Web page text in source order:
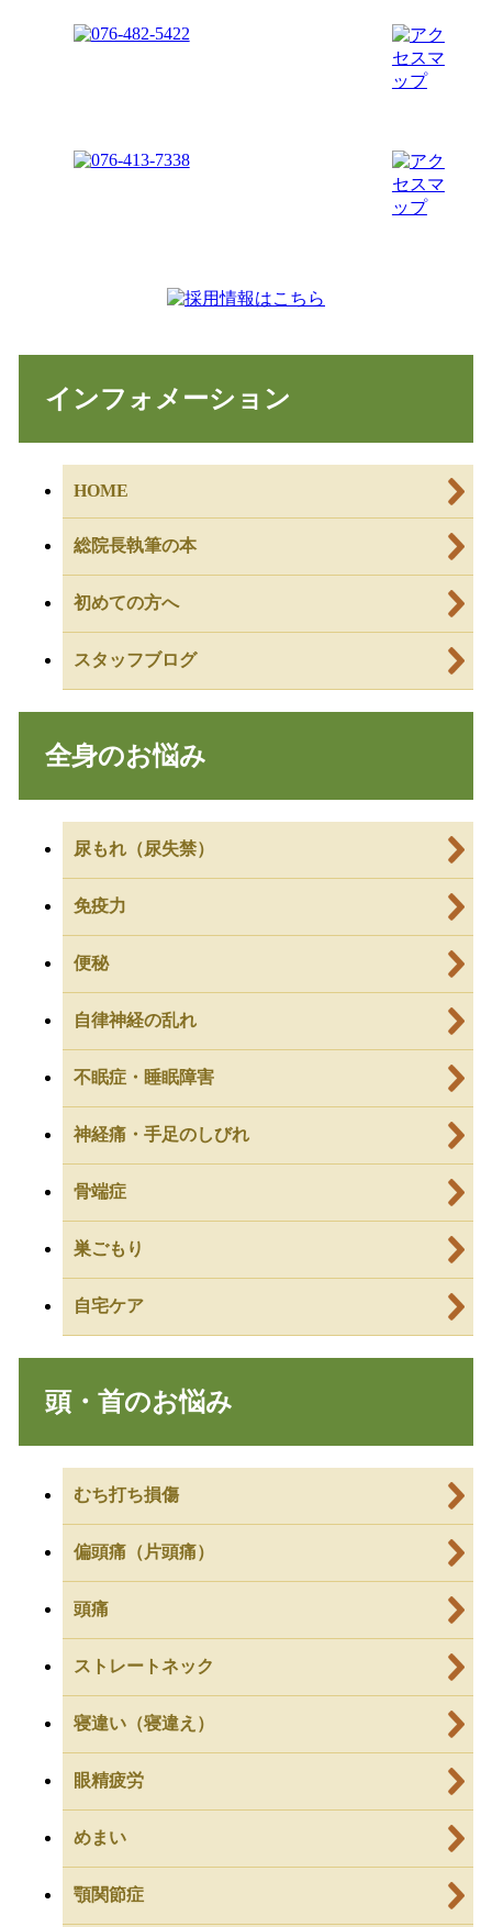
インフォメーション
HOME
総院長執筆の本
初めての方へ
スタッフブログ
全身のお悩み
尿もれ（尿失禁）
免疫力
便秘
自律神経の乱れ
不眠症・睡眠障害
神経痛・手足のしびれ
骨端症
巣ごもり
自宅ケア
頭・首のお悩み
むち打ち損傷
偏頭痛（片頭痛）
頭痛
ストレートネック
寝違い（寝違え）
眼精疲労
めまい
顎関節症